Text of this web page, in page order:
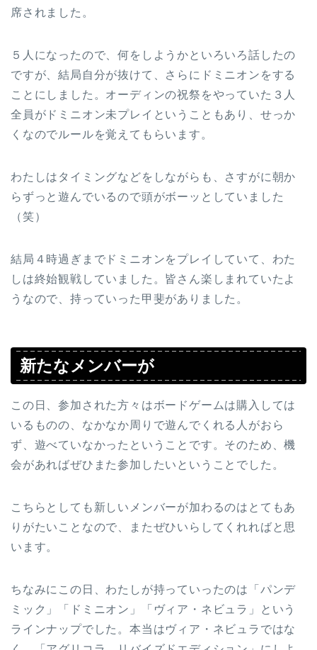
席されました。
５人になったので、何をしようかといろいろ話したの
ですが、結局自分が抜けて、さらにドミニオンをする
ことにしました。オーディンの祝祭をやっていた３人
全員がドミニオン未プレイということもあり、せっか
くなのでルールを覚えてもらいます。
わたしはタイミングなどをしながらも、さすがに朝か
らずっと遊んでいるので頭がボーッとしていました
（笑）
結局４時過ぎまでドミニオンをプレイしていて、わた
しは終始観戦していました。皆さん楽しまれていたよ
うなので、持っていった甲斐がありました。
新たなメンバーが
この日、参加された方々はボードゲームは購入しては
いるものの、なかなか周りで遊んでくれる人がおら
ず、遊べていなかったということです。そのため、機
会があればぜひまた参加したいということでした。
こちらとしても新しいメンバーが加わるのはとてもあ
りがたいことなので、またぜひいらしてくれればと思
います。
ちなみにこの日、わたしが持っていったのは「パンデ
ミック」「ドミニオン」「ヴィア・ネビュラ」という
ラインナップでした。本当はヴィア・ネビュラではな